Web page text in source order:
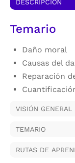
DESCRIPCIÓN
Temario
Daño moral
Causas del
Reparación
VISIÓN GENERAL
TEMARIO
RUTAS DE